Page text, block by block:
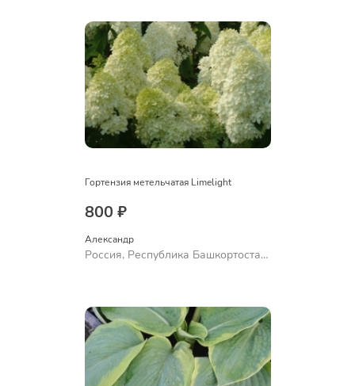
Гортензия метельчатая Limelight
800 ₽
Александр
Россия, Республика Башкортостан,